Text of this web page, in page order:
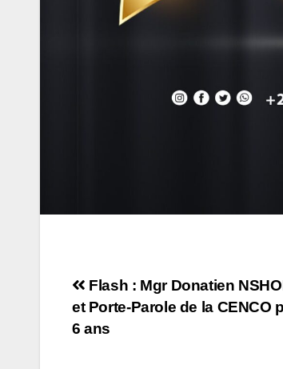
Navigation
de
Flash : Mgr Donatien
et Porte-Parole de la
6 ans